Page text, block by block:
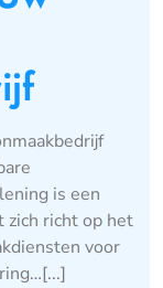
is een
zich richt op het
voor